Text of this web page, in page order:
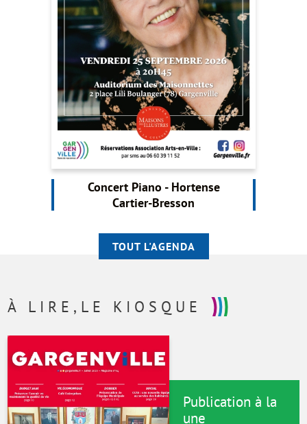
Concert Piano - Hortense
Cartier-Bresson
TOUT L'AGENDA
À LIRE, LE KIOSQUE
Publication à la
une